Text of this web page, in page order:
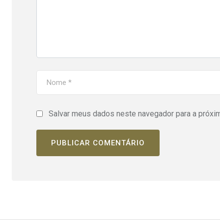
Salvar meus dados neste navegador para a